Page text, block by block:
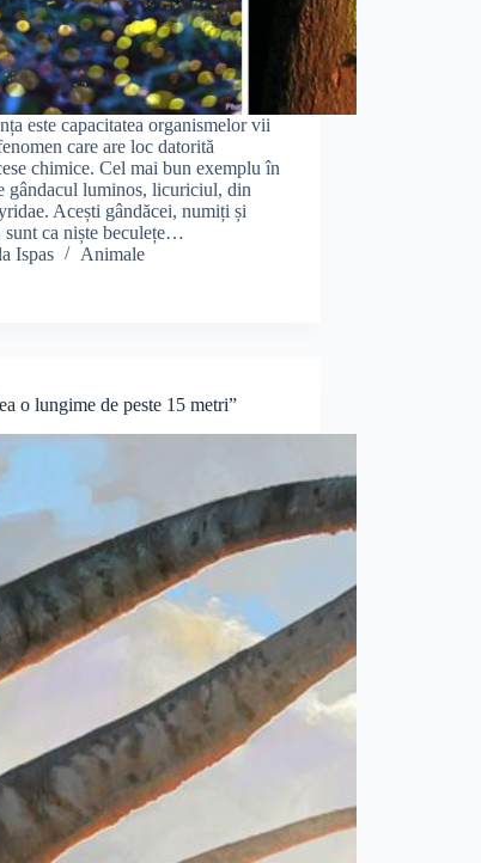
este capacitatea organismelor vii
care are loc datorită
chimice. Cel mai bun exemplu în
gândacul luminos, licuriciul, din
Acești gândăcei, numiți și
sunt ca niște beculețe…
Ispas
Animale
o lungime de peste 15 metri”